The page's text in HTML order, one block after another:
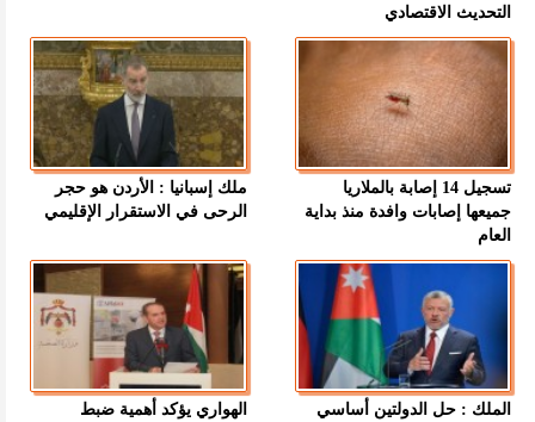
التحديث الاقتصادي
تسجيل 14 إصابة بالملاريا
جميعها إصابات وافدة منذ بداية
العام
ملك إسبانيا : الأردن هو حجر
الرحى في الاستقرار الإقليمي
الملك : حل الدولتين أساسي
الهواري يؤكد أهمية ضبط